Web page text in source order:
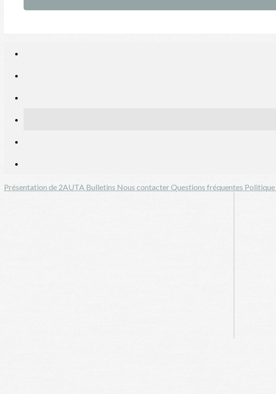
Présentation de 2AUTA Bulletins Nous contacterQuestions fréquentes